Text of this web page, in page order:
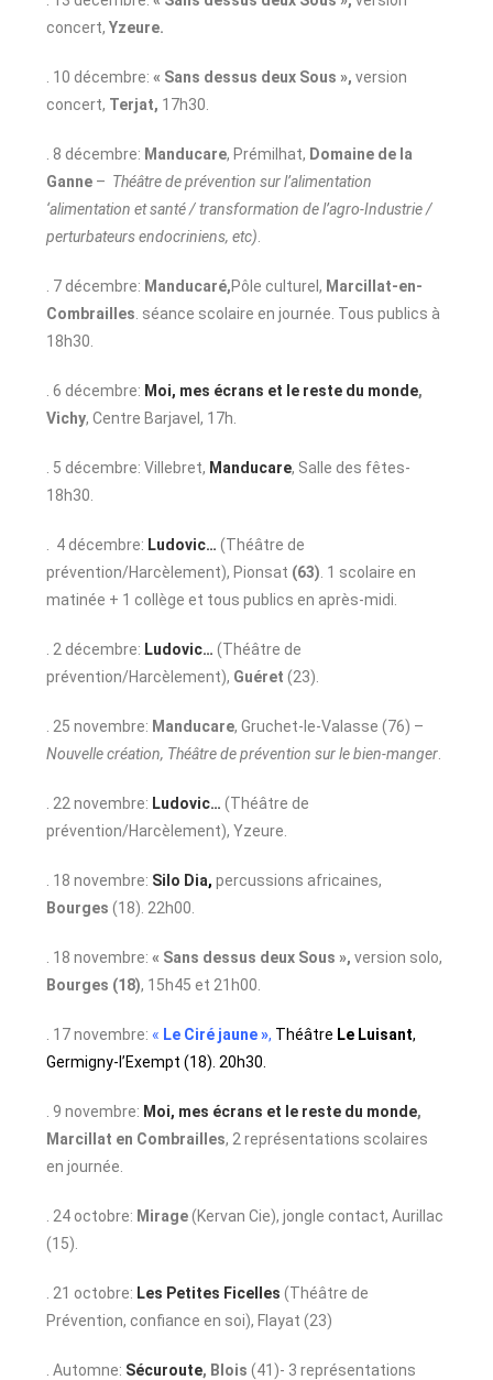
concert,Yzeure.
. 10 décembre:« Sans dessus deux Sous »,version
concert, Terjat, 17h30.
. 8 décembre: Manducare, Prémilhat, Domaine de la
Ganne – Théâtre de prévention sur l’alimentation
‘alimentation et santé / transformation de l’agro-Industrie /
perturbateurs endocriniens, etc)
. 7 décembre: Manducaré,Pôle culturel, Marcillat-en-
Combrailles . séance scolaire en journée. Tous publics à
18h30.
. 6 décembre: Moi, mes écrans et le reste du monde,
Vichy, Centre Barjavel, 17h.
. 5 décembre: Villebret, Manducare, Salle des fêtes-
18h30.
. 4 décembre: Ludovic… (Théâtre de
prévention/Harcèlement), Pionsat (63) . 1 scolaire en
matinée + 1 collège et tous publics en après-midi.
. 2 décembre: Ludovic… (Théâtre de
prévention/Harcèlement), Guéret(23).
. 25 novembre: Manducare, Gruchet-le-Valasse (76) –
Nouvelle création, Théâtre de prévention sur le bien-manger
. 22 novembre: Ludovic… (Théâtre de
prévention/Harcèlement), Yzeure.
. 18 novembre: Silo Dia,percussions africaines,
Bourges (18). 22h00.
. 18 novembre:« Sans dessus deux Sous »,version solo,
Bourges (18), 15h45 et 21h00.
. 17 novembre: « Le Ciré jaune », Théâtre Le Luisant,
Germigny-l’Exempt (18). 20h30.
. 9 novembre: Moi, mes écrans et le reste du monde,
Marcillat en Combrailles, 2 représentations scolaires
en journée.
. 24 octobre: Mirage(Kervan Cie), jongle contact, Aurillac
(15).
. 21 octobre: Les Petites Ficelles (Théâtre de
Prévention, confiance en soi), Flayat (23)
. Automne: Sécuroute, Blois(41)- 3 représentations